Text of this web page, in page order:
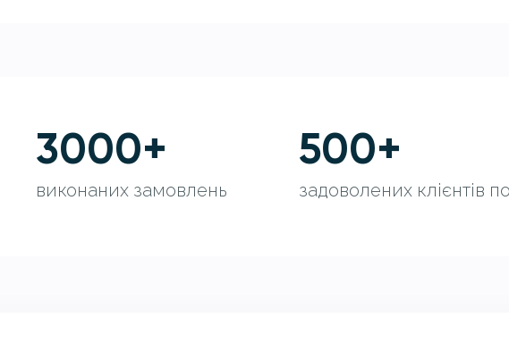
3000+
виконаних замовлень
500+
задоволених клієнтів